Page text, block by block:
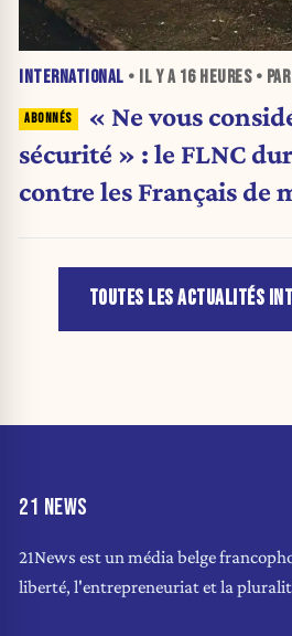
INTERNATIONAL • IL Y A 16 HEURES•
« Ne vous
sécurité » : le FLNC
contre les Français de
TOUTES LES ACTUALITÉS
21 NEWS
21News est un média belge
liberté, l'entrepreneuriat et la